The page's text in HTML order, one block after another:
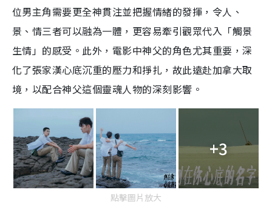
位男主角需要更全神貫注並把握情緒的發揮，令人、
景、情三者可以融為一體，更容易牽引觀眾代入「觸景
生情」的感受。此外，電影中神父的角色尤其重要，深
化了張家漢心底沉重的壓力和掙扎，故此遠赴加拿大取
境，以配合神父這個靈魂人物的深刻影響。
+3
點擊圖片放大